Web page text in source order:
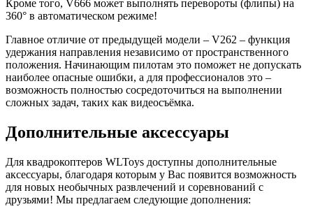
Кроме того, V666 может выполнять перевороты (флипы) на
360° в автоматическом режиме!
Главное отличие от предыдущей модели – V262 – функция
удержания направления независимо от пространственного
положения. Начинающим пилотам это поможет не допускать
наиболее опасные ошибки, а для профессионалов это –
возможность полностью сосредоточиться на выполнении
сложных задач, таких как видеосъёмка.
Дополнительные аксессуары
Для квадрокоптеров WLToys доступны дополнительные
аксессуары, благодаря которым у Вас появится возможность
для новых необычных развлечений и соревнований с
друзьями! Мы предлагаем следующие дополнения: